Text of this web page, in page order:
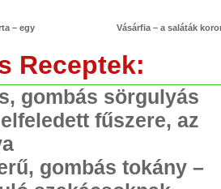
– egy
Vásárfia – a saláták
Receptek:
gombás sörgulyás
fűszere, az
gombás tokány –